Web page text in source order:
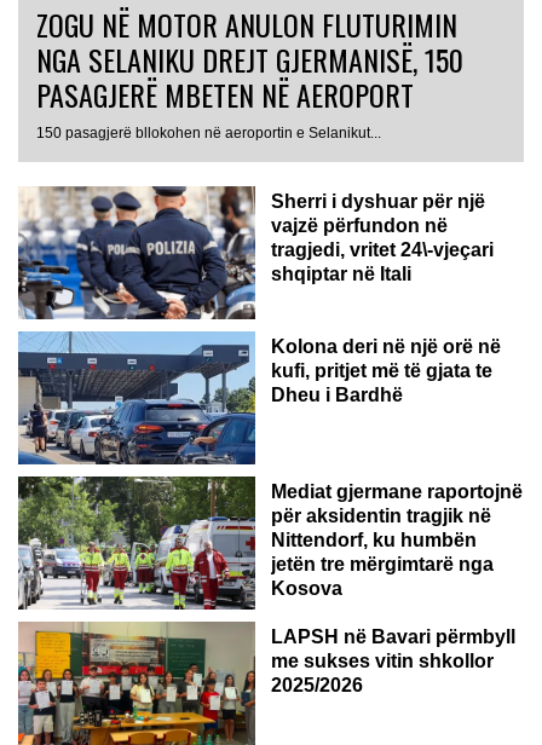
ZOGU NË MOTOR ANULON FLUTURIMIN
NGA SELANIKU DREJT GJERMANISË, 150
PASAGJERË MBETEN NË AEROPORT
150 pasagjerë bllokohen në aeroportin e Selanikut...
ITALI
Sherri i dyshuar për një
vajzë përfundon në
tragjedi, vritet 24\-vjeçari
shqiptar në Itali
Kolona deri në një orë në
kufi, pritjet më të gjata te
Dheu i Bardhë
GJERMANI
Mediat gjermane raportojnë
për aksidentin tragjik në
Nittendorf, ku humbën
jetën tre mërgimtarë nga
Kosova
LAPSH në Bavari përmbyll
me sukses vitin shkollor
2025/2026